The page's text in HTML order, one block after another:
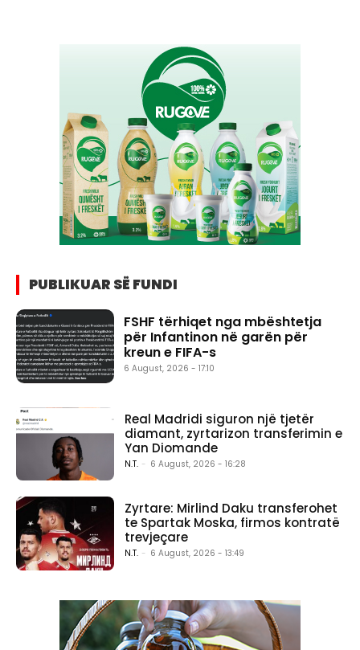
PUBLIKUAR SË FUNDI
FSHF tërhiqet nga mbështetja
për Infantinon në garën për
kreun e FIFA-s
6 August, 2026 - 17:10
Real Madridi siguron një tjetër
diamant, zyrtarizon transferimin e
Yan Diomande
N.T. - 6 August, 2026 - 16:28
Zyrtare: Mirlind Daku transferohet
te Spartak Moska, firmos kontratë
trevjeçare
N.T. - 6 August, 2026 - 13:49